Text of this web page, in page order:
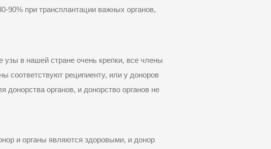
90% при трансплантации важных органов,
узы в нашей стране очень крепки, все члены
соответствуют реципиенту, или у доноров
органов, и донорство органов не
и органы являются здоровыми, и донор